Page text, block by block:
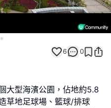
6 0
大型海濱公園，佔地約5.8
草地足球場、籃球/排球